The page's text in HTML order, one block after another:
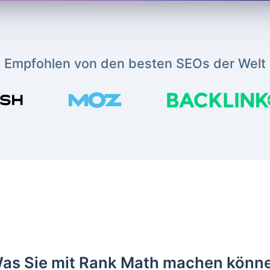
Empfohlen von den besten SEOs der Welt
Sie mit Rank Math machen